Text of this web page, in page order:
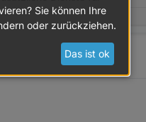
Sie können Ihre
oder zurückziehen.
Das ist ok